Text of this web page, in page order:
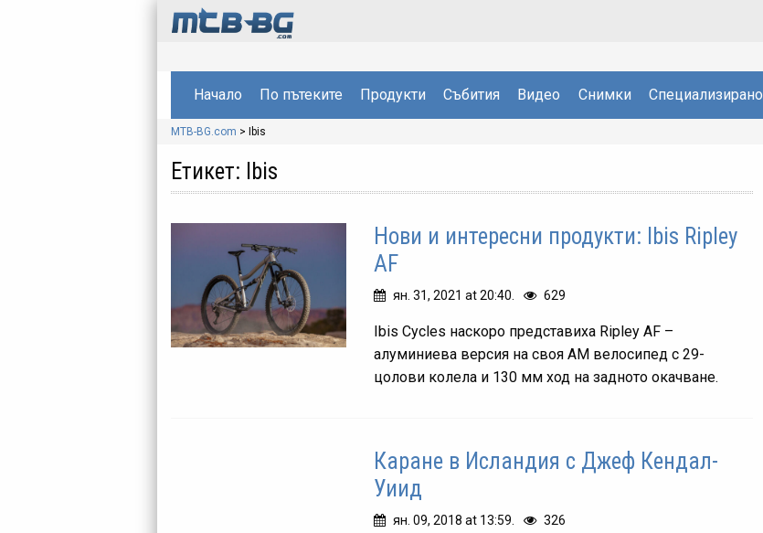
Начало По пътеките Продукти Събития Видео Снимки Специализирано
MTB-BG.com > Ibis
Етикет: Ibis
Нови и интересни продукти: Ibis Ripley
AF
ян. 31, 2021 at 20:40. 629
Ibis Cycles наскоро представиха Ripley AF –
алуминиева версия на своя АМ велосипед с 29-
цолови колела и 130 мм ход на задното окачване.
Каране в Исландия с Джеф Кендал-
Уиид
ян. 09, 2018 at 13:59. 326